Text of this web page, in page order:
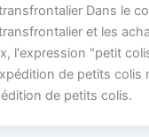
Dans le
et les
l'expression "petit
de petits colis
de petits colis.